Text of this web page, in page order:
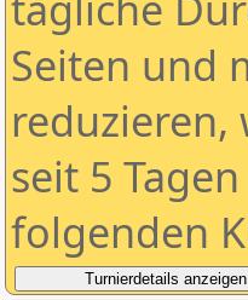
Seiten und
reduzieren,
seit 5
folgenden